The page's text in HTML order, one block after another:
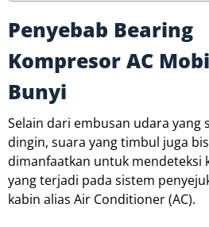
Penyebab Bearing
Kompresor AC
Bunyi
Selain dari embusan udara yang
dingin, suara yang timbul juga
dimanfaatkan untuk mendeteksi
yang terjadi pada sistem
kabin alias Air Conditioner (AC).